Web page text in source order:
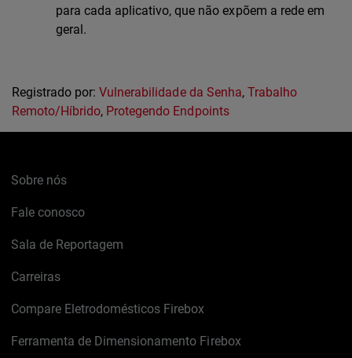
para cada aplicativo, que não expõem a rede em
geral.
Registrado por: Vulnerabilidade da Senha, Trabalho
Remoto/Híbrido, Protegendo Endpoints
Sobre nós
Fale conosco
Sala de Reportagem
Carreiras
Compare Eletrodomésticos Firebox
Ferramenta de Dimensionamento Firebox